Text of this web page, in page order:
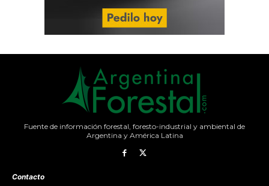
Fuente de información forestal, foresto-industrial y ambiental de
Argentina y América Latina
Contacto